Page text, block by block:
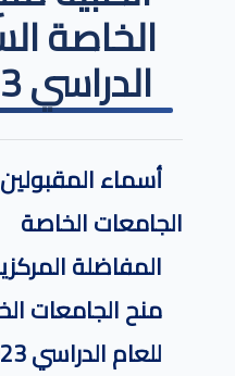
الخاصة
الدراسي 2023-2024
أسماء
الجامعات الخاصة
المفاضلة
منح الجامعات
للعام الدراسي 2023-2024